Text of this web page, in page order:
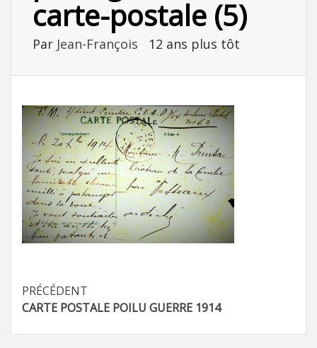
carte-postale (5)
Par Jean-François 12 ans plus tôt
Navigation
d’article
PRÉCÉDENT
CARTE POSTALE POILU GUERRE 1914